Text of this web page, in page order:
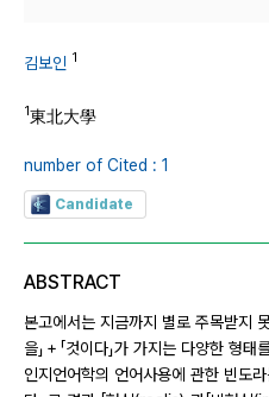
김보인 1
1東北大學
number of Cited : 1
Candidate
ABSTRACT
본고에서는 지금까지 별로 주목받지
을」＋「것이다」가 가지는 다양한 형
인지언어학의 언어사용에 관한 빈도